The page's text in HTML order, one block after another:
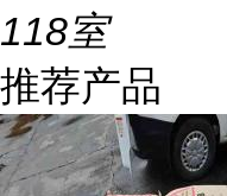
118室
推荐产品